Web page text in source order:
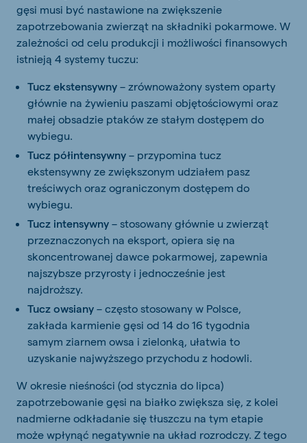
gęsi musi być nastawione na zwiększenie
zapotrzebowania zwierząt na składniki pokarmowe. W
zależności od celu produkcji i możliwości finansowych
istnieją 4 systemy tuczu:
Tucz ekstensywny – zrównoważony system oparty
głównie na żywieniu paszami objętościowymi oraz
małej obsadzie ptaków ze stałym dostępem do
wybiegu.
Tucz półintensywny – przypomina tucz
ekstensywny ze zwiększonym udziałem pasz
treściwych oraz ograniczonym dostępem do
wybiegu.
Tucz intensywny – stosowany głównie u zwierząt
przeznaczonych na eksport, opiera się na
skoncentrowanej dawce pokarmowej, zapewnia
najszybsze przyrosty i jednocześnie jest
najdroższy.
Tucz owsiany – często stosowany w Polsce,
zakłada karmienie gęsi od 14 do 16 tygodnia
samym ziarnem owsa i zielonką, ułatwia to
uzyskanie najwyższego przychodu z hodowli.
W okresie nieśności (od stycznia do lipca)
zapotrzebowanie gęsi na białko zwiększa się, z kolei
nadmierne odkładanie się tłuszczu na tym etapie
może wpłynąć negatywnie na układ rozrodczy. Z tego